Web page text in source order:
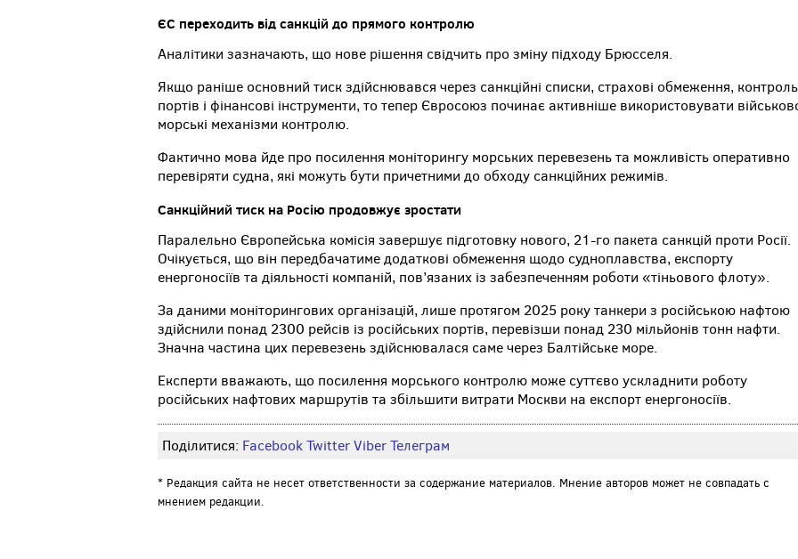
ЄС переходить від санкцій до прямого контролю
Аналітики зазначають, що нове рішення свідчить про зміну підходу Брюсселя.
Якщо раніше основний тиск здійснювався через санкційні списки, страхові обмеження, контроль
портів і фінансові інструменти, то тепер Євросоюз починає активніше використовувати
морські механізми контролю.
Фактично мова йде про посилення моніторингу морських перевезень та можливість оперативно
перевіряти судна, які можуть бути причетними до обходу санкційних режимів.
Санкційний тиск на Росію продовжує зростати
Паралельно Європейська комісія завершує підготовку нового, 21-го пакета санкцій проти Росії.
Очікується, що він передбачатиме додаткові обмеження щодо судноплавства, експорту
енергоносіїв та діяльності компаній, пов’язаних із забезпеченням роботи «тіньового флоту».
За даними моніторингових організацій, лише протягом 2025 року танкери з російською нафтою
здійснили понад 2300 рейсів із російських портів, перевізши понад 230 мільйонів тонн нафти.
Значна частина цих перевезень здійснювалася саме через Балтійське море.
Експерти вважають, що посилення морського контролю може суттєво ускладнити роботу
російських нафтових маршрутів та збільшити витрати Москви на експорт енергоносіїв.
Поділитися: FacebookTwitterViberТелеграм
* Редакция сайта не несет ответственности за содержание материалов. Мнение авторов может не совпадать с
мнением редакции.